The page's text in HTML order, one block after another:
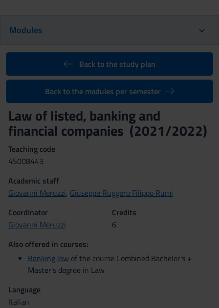
Modules
Back to the study plan
Back to the modules per semester
Law of listed, banking and
financial companies (2021/2022)
Teaching code
4S008443
Academic staff
Giovanni Meruzzi, Giuseppe Ruggero Filippo Rumi
Coordinator
Giovanni Meruzzi
Credits
6
Also offered in courses:
Banking law of the course Combined Bachelor's +
Master's degree in Law
Language
Italian